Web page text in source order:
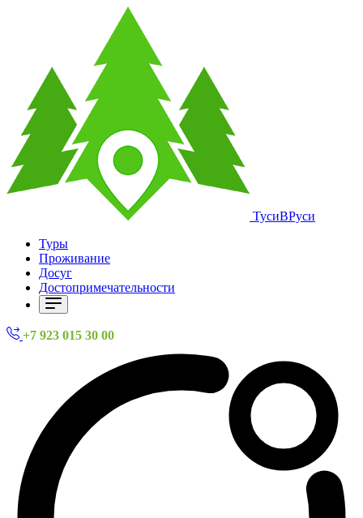
ТусиВРуси
Туры
Проживание
Досуг
Достопримечательности
+7 923 015 30 00